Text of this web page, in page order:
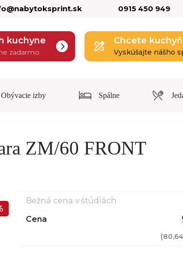
0915 450 949
kuchyne
zadarmo
Chcete
Vyskúšajte nášho
Obývacie izby Spálne
ZM/60 FRONT
Bežná cena v štúdiách
Cena
(